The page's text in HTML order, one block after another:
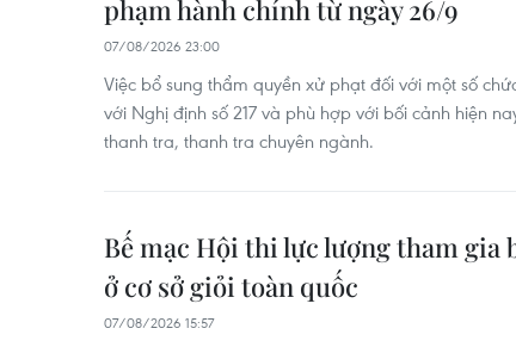
phạm hành chính từ ngày 26/9
07/08/2026 23:00
Việc bổ sung thẩm quyền xử phạt đối với một số
với Nghị định số 217 và phù hợp với bối cảnh hiện
thanh tra, thanh tra chuyên ngành.
Bế mạc Hội thi lực lượng tham gia
ở cơ sở giỏi toàn quốc
07/08/2026 15:57